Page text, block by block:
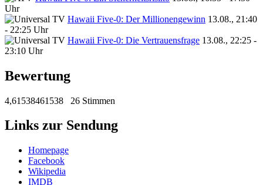
Uhr
Hawaii Five-0: Der Millionengewinn 13.08., 21:40
- 22:25 Uhr
Hawaii Five-0: Die Vertrauensfrage 13.08., 22:25 -
23:10 Uhr
Bewertung
4,61538461538 26 Stimmen
Links zur Sendung
Homepage
Facebook
Wikipedia
IMDB